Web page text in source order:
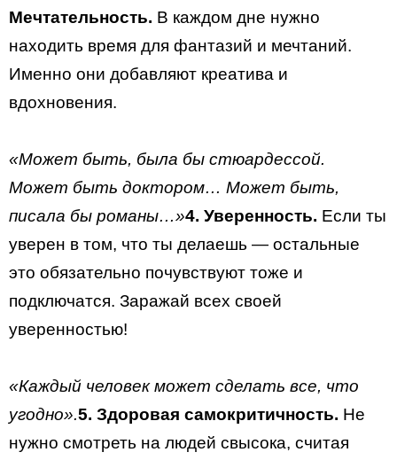
Мечтательность. В каждом дне нужно
находить время для фантазий и мечтаний.
Именно они добавляют креатива и
вдохновения.
«Может быть, была бы стюардессой.
Может быть доктором… Может быть,
писала бы романы…»4. Уверенность. Если ты
уверен в том, что ты делаешь — остальные
это обязательно почувствуют тоже и
подключатся. Заражай всех своей
уверенностью!
«Каждый человек может сделать все, что
угодно».5. Здоровая самокритичность. Не
нужно смотреть на людей свысока, считая